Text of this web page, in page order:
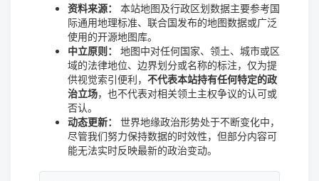
资料来源：
本站地图及行政区划数据主要参考国
际通用地理标准、联合国发布的地图数据或广泛
使用的开源地图库。
中立原则：
地图中对任何国家、领土、城市或区
域的法律地位、边界划分或名称的标注，仅为提
供视觉索引便利， 不代表本站持有任何特定的政
治立场，也不代表对相关领土主权争议的认可或
否认。
动态更新：
世界地缘政治形势处于不断变化中，
尽管我们努力保持数据的时效性，但部分内容可
能无法实时反映最新的政治变动。